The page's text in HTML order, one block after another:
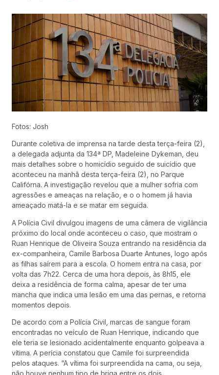
Fotos: Josh
Durante coletiva de imprensa na tarde desta terça-feira (2),
a delegada adjunta da 134ª DP, Madeleine Dykeman, deu
mais detalhes sobre o homicídio seguido de suicídio que
aconteceu na manhã desta terça-feira (2), no Parque
Califórna. A investigação revelou que a mulher sofria com
agressões e ameaças na relação, e o o homem já havia
ameaçado matá-la e se matar em seguida.
A Polícia Civil divulgou imagens de uma câmera de vigilância
próximo do local onde aconteceu o caso, que mostram o
Ruan Henrique de Oliveira Souza entrando na residência da
ex-companheira, Camile Barbosa Duarte Antunes, logo após
as filhas saírem para a escola. O homem entra na casa, por
volta das 7h22. Cerca de uma hora depois, às 8h15, ele
deixa a residência de forma calma, apesar de ter uma
mancha que indica uma lesão em uma das pernas, e retorna
momentos depois.
De acordo com a Polícia Civil, marcas de sangue foram
encontradas no veículo de Ruan Henrique, indicando que
ele teria se lesionado acidentalmente enquanto golpeava a
vítima. A perícia constatou que Camile foi surpreendida
pelos ataques. “A vítima foi surpreendida na cama, ou seja,